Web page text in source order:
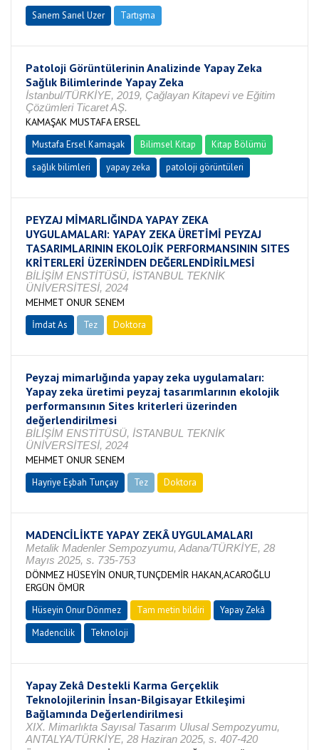
Sanem Sarıel Uzer Tartışma
Patoloji Görüntülerinin Analizinde Yapay Zeka
Sağlık Bilimlerinde Yapay Zeka
İstanbul/TÜRKİYE, 2019, Çağlayan Kitapevi ve Eğitim
Çözümleri Ticaret AŞ.
KAMAŞAK MUSTAFA ERSEL
Mustafa Ersel Kamaşak Bilimsel Kitap
Kitap Bölümü
sağlık bilimleri
yapay zeka patoloji görüntüleri
PEYZAJ MİMARLIĞINDA YAPAY ZEKA
UYGULAMALARI: YAPAY ZEKA ÜRETİMİ PEYZAJ
TASARIMLARININ EKOLOJİK PERFORMANSININ SITES
KRİTERLERİ ÜZERİNDEN DEĞERLENDİRİLMESİ
BİLİŞİM ENSTİTÜSÜ, İSTANBUL TEKNİK
ÜNİVERSİTESİ, 2024
MEHMET ONUR SENEM
İmdat As Tez Doktora
Peyzaj mimarlığında yapay zeka uygulamaları:
Yapay zeka üretimi peyzaj tasarımlarının ekolojik
performansının Sites kriterleri üzerinden
değerlendirilmesi
BİLİŞİM ENSTİTÜSÜ, İSTANBUL TEKNİK
ÜNİVERSİTESİ, 2024
MEHMET ONUR SENEM
Hayriye Eşbah Tunçay Tez Doktora
MADENCİLİKTE YAPAY ZEKÂ UYGULAMALARI
Metalik Madenler Sempozyumu, Adana/TÜRKİYE, 28
Mayıs 2025, s. 735-753
DÖNMEZ HÜSEYİN ONUR,TUNÇDEMİR HAKAN,ACAROĞLU
ERGÜN ÖMÜR
Hüseyin Onur Dönmez Tam metin bildiri
Yapay Zekâ
Madencilik
Teknoloji
Yapay Zekâ Destekli Karma Gerçeklik
Teknolojilerinin İnsan-Bilgisayar Etkileşimi
Bağlamında Değerlendirilmesi
XIX. Mimarlıkta Sayısal Tasarım Ulusal Sempozyumu,
ANTALYA/TÜRKİYE, 28 Haziran 2025, s. 407-420